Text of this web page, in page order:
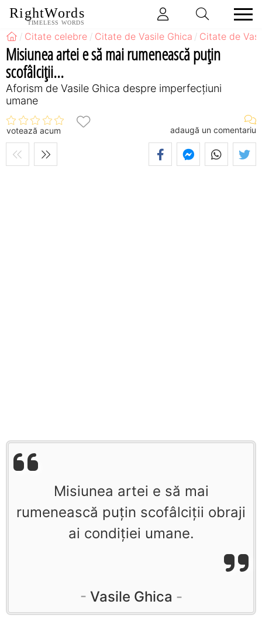
RightWords
TIMELESS WORDS
Citate celebre Citate de Vasile Ghica Citate de
Misiunea artei e să mai rumenească puţin
scofâlciţii...
Aforism de Vasile Ghica despre imperfecțiuni
umane
votează acum adaugă un comentariu
Misiunea artei e să mai
rumenească puţin scofâlciţii obraji
ai condiţiei umane.
Vasile Ghica